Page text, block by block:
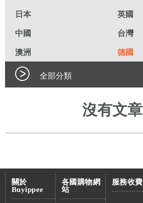
日本 英國
中國 台灣
澳洲 德國
全部分類
沒有文章
關於
Buyippee
各國購物網
站
服務收費